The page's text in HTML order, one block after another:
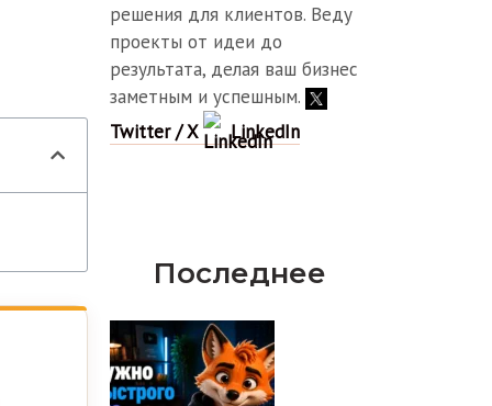
решения для клиентов. Веду
проекты от идеи до
результата, делая ваш бизнес
заметным и успешным.
Twitter / X
LinkedIn
Последнее